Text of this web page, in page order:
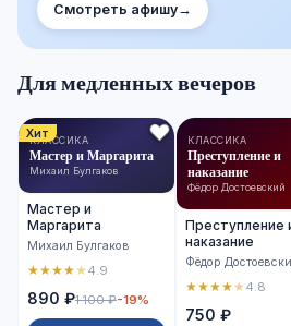
Смотреть афишу→
Для медленных вечеров
Хит
КЛАССИКА
Мастер и Маргарита
Михаил Булгаков
Мастер и
Маргарита
Михаил Булгаков
★★★★★4.9
890 ₽1 100 ₽-19%
КЛАССИКА
Преступление и
наказание
Фёдор Достоевский
Преступление
наказание
Фёдор
★★★★★4.8
750 ₽